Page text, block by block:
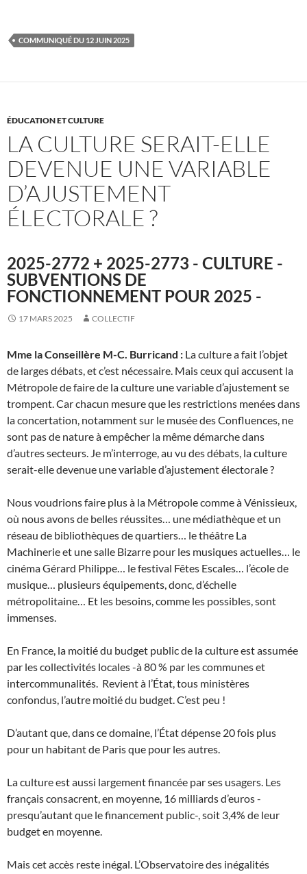
COMMUNIQUÉ DU 12 JUIN 2025
ÉDUCATION ET CULTURE
LA CULTURE SERAIT-ELLE
DEVENUE UNE VARIABLE
D’AJUSTEMENT
ÉLECTORALE ?
2025-2772 + 2025-2773 - CULTURE -
SUBVENTIONS DE
FONCTIONNEMENT POUR 2025 -
17 MARS 2025 COLLECTIF
Mme la Conseillère M-C. Burricand : La culture a fait l’objet
de larges débats, et c’est nécessaire. Mais ceux qui accusent la
Métropole de faire de la culture une variable d’ajustement se
trompent. Car chacun mesure que les restrictions menées dans
la concertation, notamment sur le musée des Confluences, ne
sont pas de nature à empêcher la même démarche dans
d’autres secteurs. Je m’interroge, au vu des débats, la culture
serait-elle devenue une variable d’ajustement électorale ?
Nous voudrions faire plus à la Métropole comme à Vénissieux,
où nous avons de belles réussites… une médiathèque et un
réseau de bibliothèques de quartiers… le théâtre La
Machinerie et une salle Bizarre pour les musiques actuelles… le
cinéma Gérard Philippe… le festival Fêtes Escales… l’école de
musique… plusieurs équipements, donc, d’échelle
métropolitaine… Et les besoins, comme les possibles, sont
immenses.
En France, la moitié du budget public de la culture est assumée
par les collectivités locales -à 80 % par les communes et
intercommunalités. Revient à l’État, tous ministères
confondus, l’autre moitié du budget. C’est peu !
D’autant que, dans ce domaine, l’État dépense 20 fois plus
pour un habitant de Paris que pour les autres.
La culture est aussi largement financée par ses usagers. Les
français consacrent, en moyenne, 16 milliards d’euros -
presqu’autant que le financement public-, soit 3,4% de leur
budget en moyenne.
Mais cet accès reste inégal. L’Observatoire des inégalités